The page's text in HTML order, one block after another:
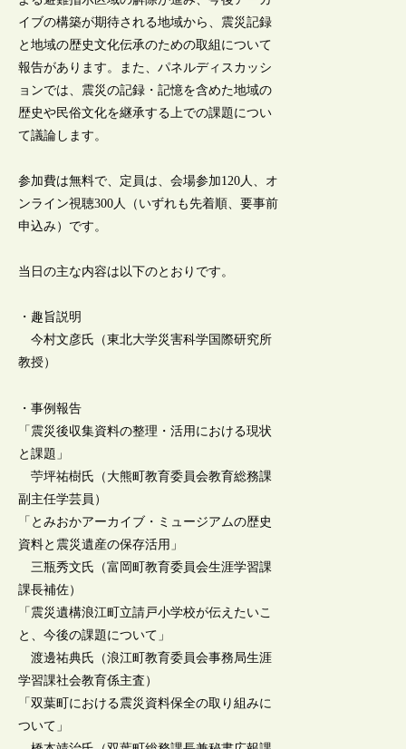
イブの構築が期待される地域から、震災記録
と地域の歴史文化伝承のための取組について
報告があります。また、パネルディスカッシ
ョンでは、震災の記録・記憶を含めた地域の
歴史や民俗文化を継承する上での課題につい
て議論します。
参加費は無料で、定員は、会場参加120人、オ
ンライン視聴300人（いずれも先着順、要事前
申込み）です。
当日の主な内容は以下のとおりです。
・趣旨説明
今村文彦氏（東北大学災害科学国際研究所
教授）
・事例報告
「震災後収集資料の整理・活用における現状
と課題」
苧坪祐樹氏（大熊町教育委員会教育総務課
副主任学芸員）
「とみおかアーカイブ・ミュージアムの歴史
資料と震災遺産の保存活用」
三瓶秀文氏（富岡町教育委員会生涯学習課
課長補佐）
「震災遺構浪江町立請戸小学校が伝えたいこ
と、今後の課題について」
渡邊祐典氏（浪江町教育委員会事務局生涯
学習課社会教育係主査）
「双葉町における震災資料保全の取り組みに
ついて」